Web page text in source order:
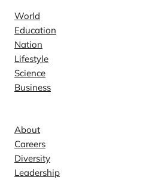
World
Education
Nation
Lifestyle
Science
Business
About
Careers
Diversity
Leadership